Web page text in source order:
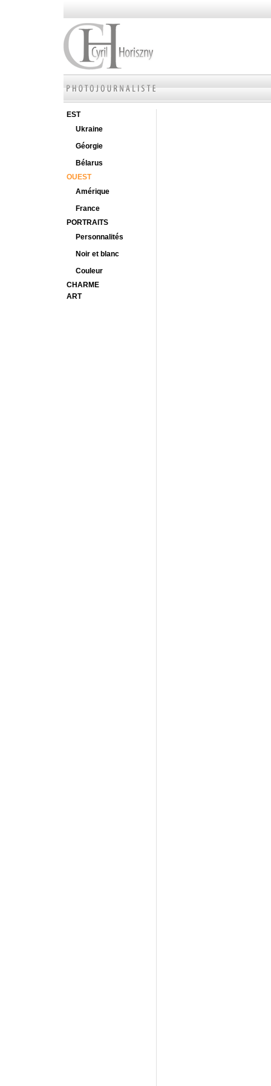
EST
Ukraine
Géorgie
Bélarus
OUEST
Amérique
France
PORTRAITS
Personnalités
Noir et blanc
Couleur
CHARME
ART